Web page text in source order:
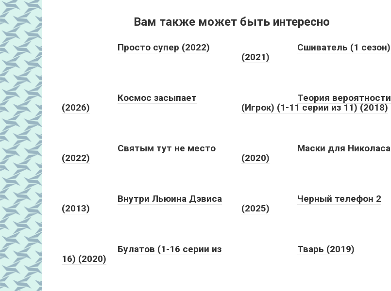
Вам также может быть интересно
Просто супер (2022)
Сшиватель (1 сезон)
(2021)
Космос засыпает
(2026)
Теория вероятности
(Игрок) (1-11 серии из 11) (2018)
Святым тут не место
(2022)
Маски для Николаса
(2020)
Внутри Льюина Дэвиса
(2013)
Черный телефон 2
(2025)
Булатов (1-16 серии из
16) (2020)
Тварь (2019)